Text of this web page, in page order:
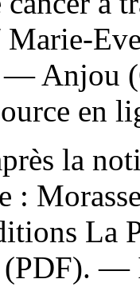
Marie-
Anjou
en
la
:
(PDF). —